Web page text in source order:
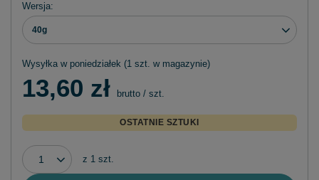
Wersja
40g
Wysyłka w poniedziałek (1 szt. w magazynie)
13,60 zł brutto / szt.
OSTATNIE SZTUKI
z 1 szt.